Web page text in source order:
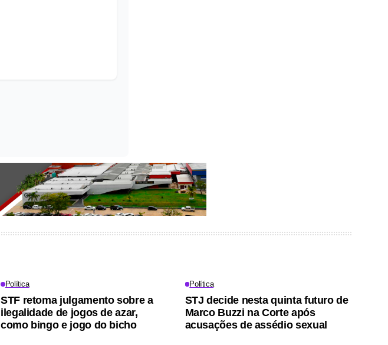
Política
STF retoma julgamento sobre a
ilegalidade de jogos de azar,
como bingo e jogo do bicho
Política
STJ decide nesta quinta futuro de
Marco Buzzi na Corte após
acusações de assédio sexual